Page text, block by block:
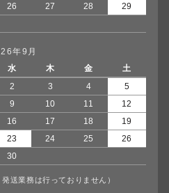
26 27 28
29
年9月
水 木 金
土
2 3 4
5
9 10 11
12
16 17 18
19
23 24 25
26
30
送業務は行っておりません）